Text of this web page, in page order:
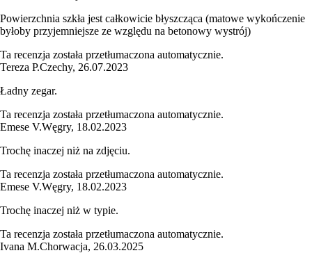
Powierzchnia szkła jest całkowicie błyszcząca (matowe wykończenie
byłoby przyjemniejsze ze względu na betonowy wystrój)
Ta recenzja została przetłumaczona automatycznie.
Tereza P.Czechy, 26.07.2023
Ładny zegar.
Ta recenzja została przetłumaczona automatycznie.
Emese V.Węgry, 18.02.2023
Trochę inaczej niż na zdjęciu.
Ta recenzja została przetłumaczona automatycznie.
Emese V.Węgry, 18.02.2023
Trochę inaczej niż w typie.
Ta recenzja została przetłumaczona automatycznie.
Ivana M.Chorwacja, 26.03.2025